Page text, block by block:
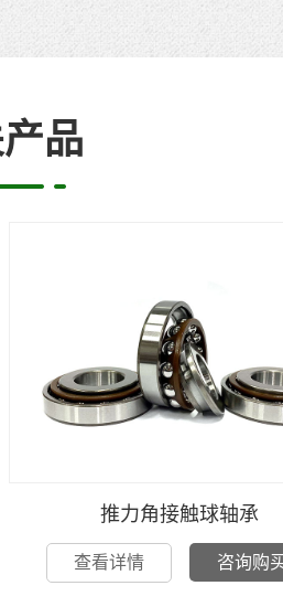
品
推力角接触球轴承
查看详情 咨询购